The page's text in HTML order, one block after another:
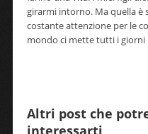
girarmi intorno. Ma quella è
costante attenzione per le
mondo ci mette tutti i giorni
Altri post che
interessarti